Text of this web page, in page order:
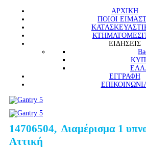
ΑΡΧΙΚΗ
ΠΟΙΟΙ
ΕΙΔΗΣΕΙΣ
ΕΓΓΡΑΦΗ
14706504, Διαμέρισμα 1
Αττική